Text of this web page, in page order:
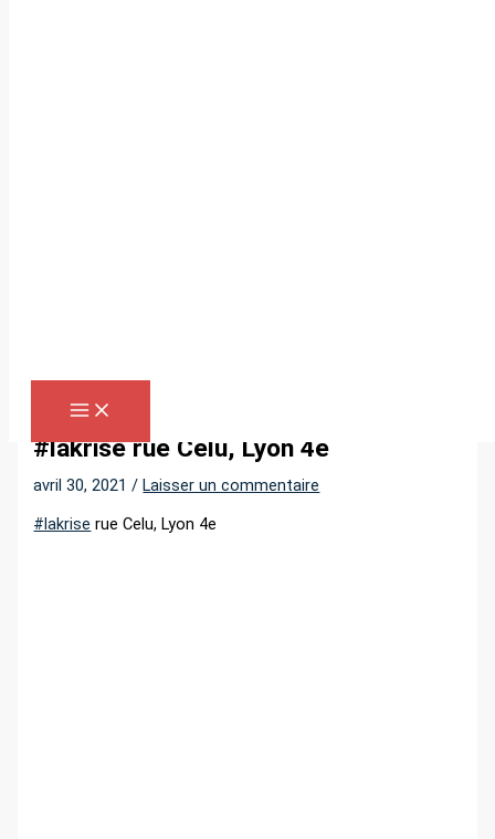
Accueil»#lakrise rue Celu, Lyon 4e
#lakrise rue Celu, Lyon 4e
avril 30, 2021/Laisser un commentaire
#lakrise rue Celu, Lyon 4e
r
h